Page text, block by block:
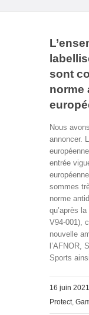
sont
norme
Nous
annoncer.
entrée
sommes
norme
qu’après
V94-001),
nouvelle
l’AFNOR,
Sports
16 juin 2021
Protect,